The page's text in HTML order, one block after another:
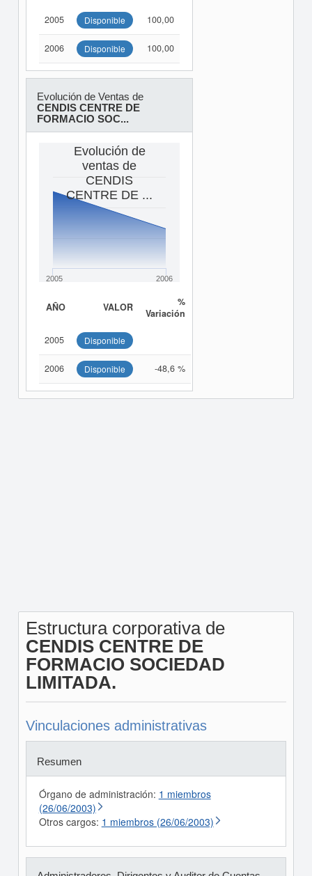
2005 Disponible 100,00
2006 Disponible 100,00
Evolución de Ventas de
CENDIS CENTRE DE
FORMACIO SOC...
Evolución de
ventas de
CENDIS
CENTRE DE ...
2005 2006
AÑO VALOR
%
Variación
2005 Disponible
2006 Disponible -48,6 %
Estructura corporativa de
CENDIS CENTRE DE
FORMACIO SOCIEDAD
LIMITADA.
Vinculaciones administrativas
Resumen
Órgano de administración: 1 miembros
(26/06/2003)
Otros cargos: 1 miembros (26/06/2003)